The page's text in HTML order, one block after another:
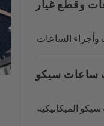
وقطع غيار
الساعات
ساعات سيكو
الميكانيكية